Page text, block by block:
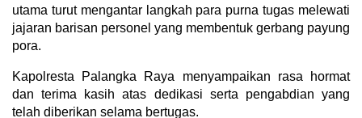
utama turut mengantar langkah para purna tugas melewati
jajaran barisan personel yang membentuk gerbang payung
pora.
Kapolresta Palangka Raya menyampaikan rasa hormat
dan terima kasih atas dedikasi serta pengabdian yang
telah diberikan selama bertugas.